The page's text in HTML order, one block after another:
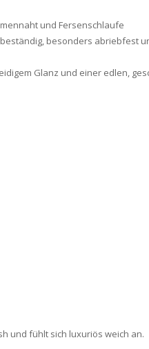
und Fersenschlaufe
besonders abriebfest
Glanz und einer edlen,
und fühlt sich luxuriös weich an.